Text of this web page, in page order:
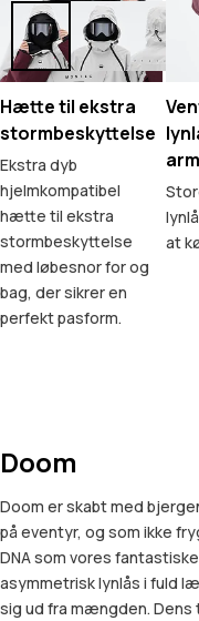
Hætte til ekstra
stormbeskyttelse
Ekstra dyb
hjelmkompatibel
hætte til ekstra
stormbeskyttelse
med løbesnor for og
bag, der sikrer en
perfekt pasform.
at
Doom
Doom er skabt med
på eventyr, og som ikke
DNA som vores
asymmetrisk lynlås i fuld
sig ud fra mængden.